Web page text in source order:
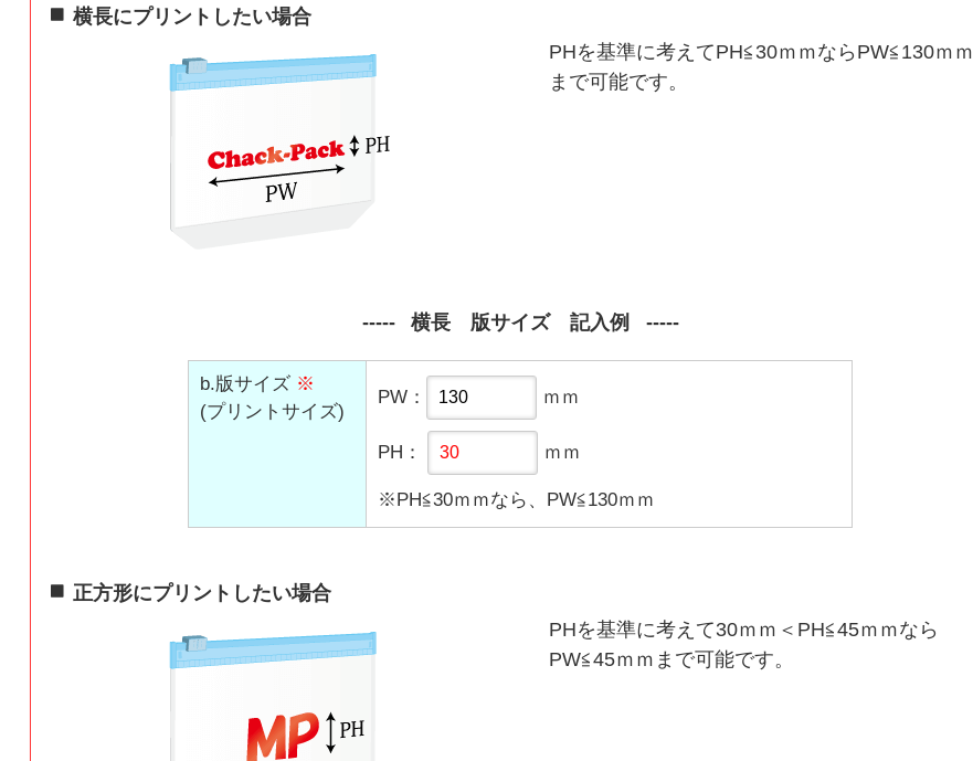
横長にプリントしたい場合
PHを基準に考えてPH≦30ｍｍならPW≦130ｍｍ
まで可能です。
横長 版サイズ 記入例
b.版サイズ ※
(プリントサイズ)
PW： ｍｍ
PH： ｍｍ
※PH≦30ｍｍなら、PW≦130ｍｍ
正方形にプリントしたい場合
PHを基準に考えて30ｍｍ＜PH≦45ｍｍなら
PW≦45ｍｍまで可能です。